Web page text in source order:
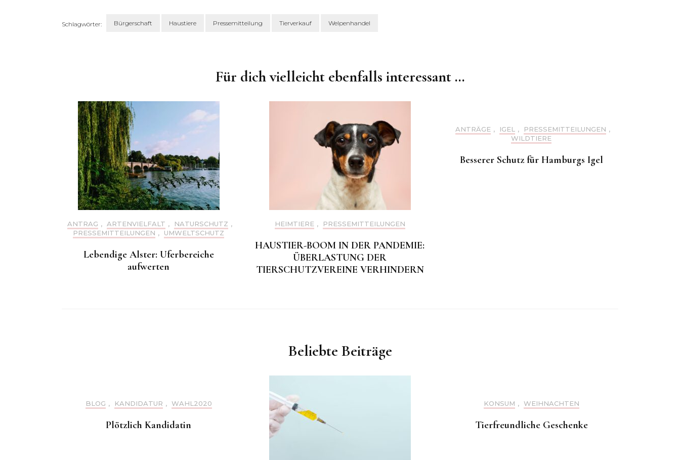
Schlagwörter: Bürgerschaft Haustiere Pressemitteilung Tierverkauf Welpenhandel
Für dich vielleicht ebenfalls interessant …
ANTRAG , ARTENVIELFALT , NATURSCHUTZ ,
PRESSEMITTEILUNGEN , UMWELTSCHUTZ
Lebendige Alster: Uferbereiche
aufwerten
HEIMTIERE , PRESSEMITTEILUNGEN
HAUSTIER-BOOM IN DER PANDEMIE:
ÜBERLASTUNG DER
TIERSCHUTZVEREINE VERHINDERN
ANTRÄGE , IGEL , PRESSEMITTEILUNGEN ,
WILDTIERE
Besserer Schutz für Hamburgs Igel
Beliebte Beiträge
BLOG , KANDIDATUR , WAHL2020
Plötzlich Kandidatin
KONSUM , WEIHNACHTEN
Tierfreundliche Geschenke